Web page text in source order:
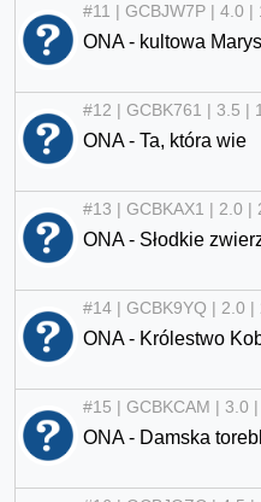
#11 | GCBJW7P | 4.0 |
ONA - kultowa
#12 | GCBK761 | 3.5 |
ONA - Ta, która wie
#13 | GCBKAX1 | 2.0 |
ONA - Słodkie
#14 | GCBK9YQ | 2.0
ONA - Królestwo
#15 | GCBKCAM | 3.0
ONA - Damska